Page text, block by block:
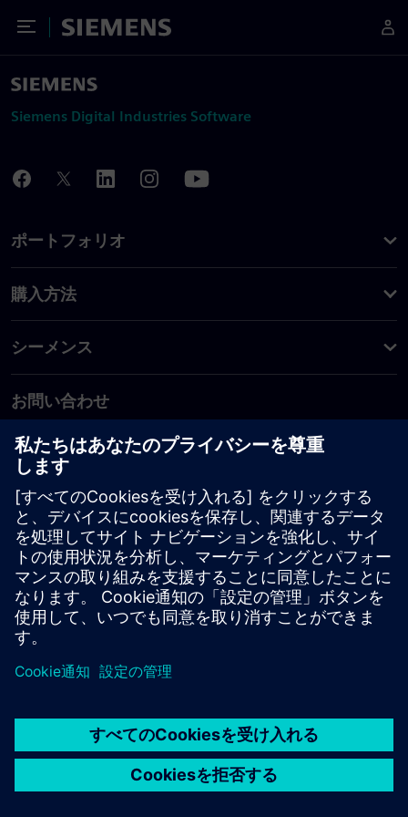
Toggle Menu
Siemens
Siemens Digital Industries Software
ポートフォリオ
購入方法
シーメンス
お問い合わせ
PLM製品のお問い合わせ
EDA製品のお問い合わせ
世界各地の事業拠点
サポート・センター
ご意見・ご要望
違法コピーの連絡先
© Siemens2026
タル・ミレニアム著作権法 (DMCA)
内部通報